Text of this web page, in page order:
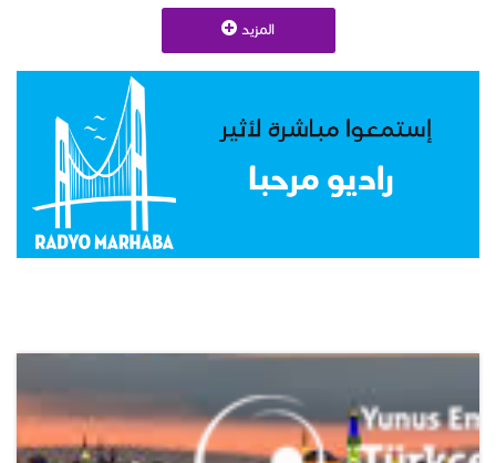
المزيد